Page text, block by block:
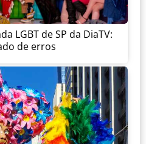
LGBT de SP da DiaTV:
de erros